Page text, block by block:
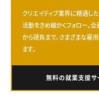
クリエイティブ業界に精通し
活動をきめ細かくフォロー。
から請負まで、さまざまな雇
ます。
無料の就業支援サ